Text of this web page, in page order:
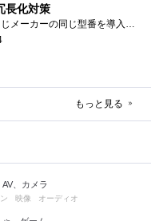
長化対策
接続形式が違うが、同じメーカーの同じ型番を導入しています。製品としてのレビューは下記の方で行っています。いざ使おうとしたときに故障�...
もっと見る
、カメラ
映像 オーディオ